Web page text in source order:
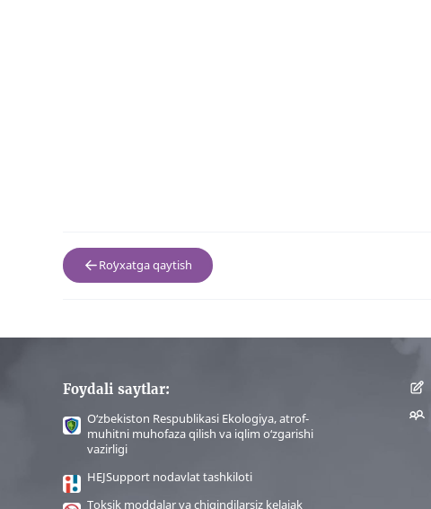
Roʻyxatga qaytish
Foydali saytlar:
O‘zbekiston Respublikasi Ekologiya, atrof-
muhitni muhofaza qilish va iqlim o‘zgarishi
vazirligi
HEJSupport nodavlat tashkiloti
Toksik moddalar va chiqindilarsiz kelajak